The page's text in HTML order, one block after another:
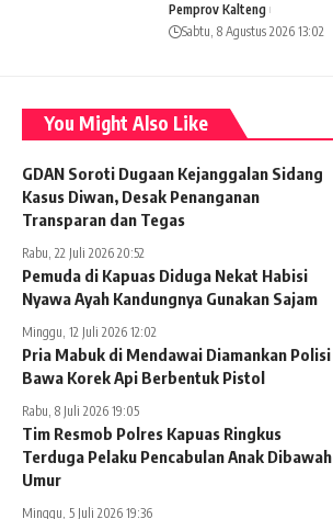
Pemprov Kalteng
Sabtu, 8 Agustus 2026 13:02
You Might Also Like
GDAN Soroti Dugaan Kejanggalan Sidang
Kasus Diwan, Desak Penanganan
Transparan dan Tegas
Rabu, 22 Juli 2026 20:52
Pemuda di Kapuas Diduga Nekat Habisi
Nyawa Ayah Kandungnya Gunakan Sajam
Minggu, 12 Juli 2026 12:02
Pria Mabuk di Mendawai Diamankan Polisi
Bawa Korek Api Berbentuk Pistol
Rabu, 8 Juli 2026 19:05
Tim Resmob Polres Kapuas Ringkus
Terduga Pelaku Pencabulan Anak Dibawah
Umur
Minggu, 5 Juli 2026 19:36